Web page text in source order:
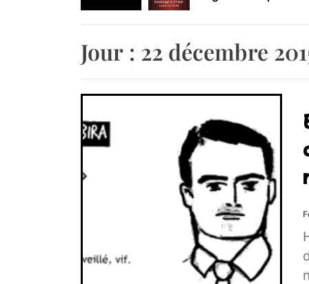
Retrouvez-nous au
Jour : 22 décembre